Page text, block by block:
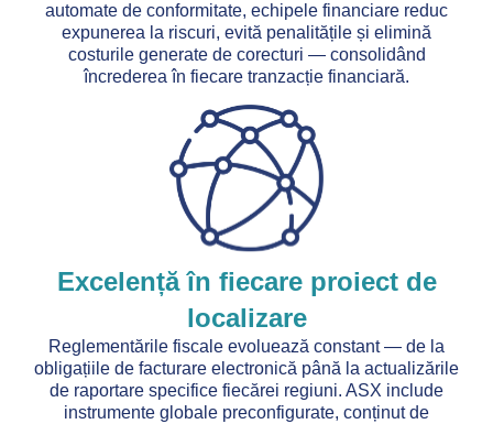
automate de conformitate, echipele financiare reduc
expunerea la riscuri, evită penalitățile și elimină
costurile generate de corecturi — consolidând
încrederea în fiecare tranzacție financiară.
Excelență în fiecare proiect de
localizare
Reglementările fiscale evoluează constant — de la
obligațiile de facturare electronică până la actualizările
de raportare specifice fiecărei regiuni. ASX include
instrumente globale preconfigurate, conținut de